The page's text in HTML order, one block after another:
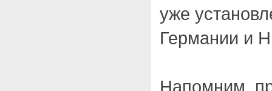
уже
Германии и
Напомним,